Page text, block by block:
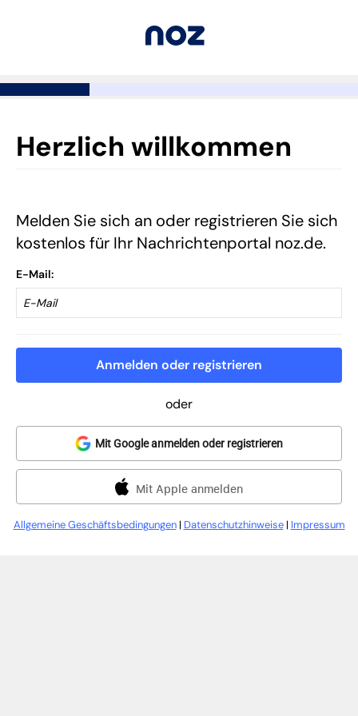
Herzlich willkommen
Melden Sie sich an oder registrieren Sie sich
kostenlos für Ihr Nachrichtenportal noz.de.
E-Mail
Anmelden oder registrieren
oder
Mit Google anmelden oder registrieren
Mit Apple anmelden
Allgemeine Geschäftsbedingungen| Datenschutzhinweise| Impressum